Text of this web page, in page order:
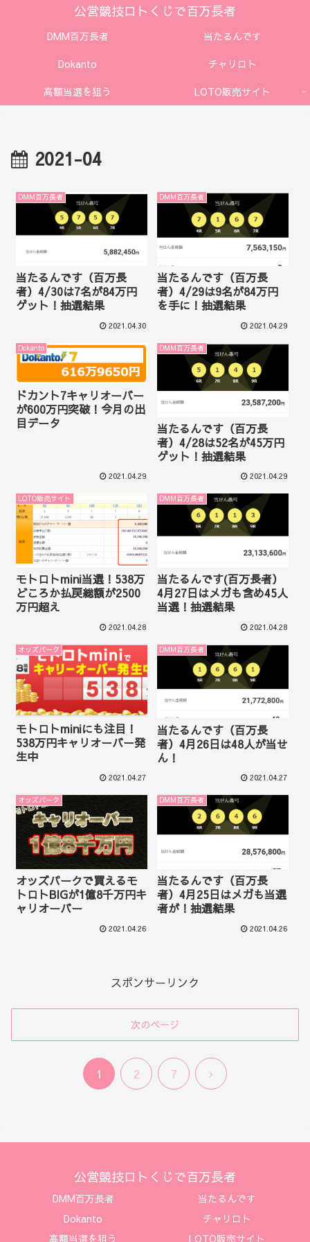
公営競技ロトくじで百万長者
DMM百万長者
当たるんです
Dokanto
チャリロト
高額当選を狙う
LOTO販売サイト
2021-04
DMM百万長者
当たるんです（百万長
者）4/30は7名が84万円
ゲット！抽選結果
2021.04.30
DMM百万長者
当たるんです（百万長
者）4/29は9名が84万円
を手に！抽選結果
2021.04.29
Dokanto
ドカント7キャリオーバー
が600万円突破！今月の出
目データ
2021.04.29
DMM百万長者
当たるんです（百万長
者）4/28は52名が45万円
ゲット！抽選結果
2021.04.29
LOTO販売サイト
モトロトmini当選！538万
どころか払戻総額が2500
万円超え
2021.04.28
DMM百万長者
当たるんです(百万長者）
4月27日はメガも含め45人
当選！抽選結果
2021.04.28
オッズパーク
モトロトminiにも注目！
538万円キャリオーバー発
生中
2021.04.27
DMM百万長者
当たるんです（百万長
者）4月26日は48人が当せ
ん！
2021.04.27
オッズパーク
オッズパークで買えるモ
トロトBIGが1億8千万円キ
ャリオーバー
2021.04.26
DMM百万長者
当たるんです（百万長
者）4月25日はメガも当選
者が！抽選結果
2021.04.26
スポンサーリンク
次のページ
1 2 7
次
公営競技ロトくじで百万長者
DMM百万長者
当たるんです
Dokanto
チャリロト
高額当選を狙う
LOTO販売サイト